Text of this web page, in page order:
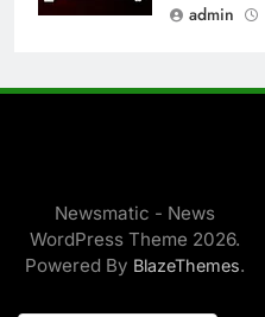
admin
Newsmatic - News
WordPress Theme 2026.
Powered By BlazeThemes.